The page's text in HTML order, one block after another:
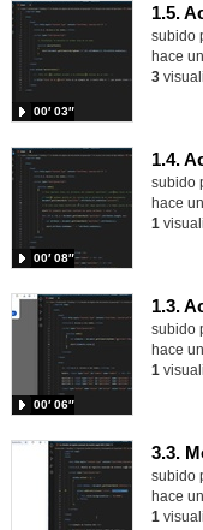
subido
00′ 03″
hace
3
subido
00′ 08″
hace
1
1.3.
subido
00′ 06″
hace
1
subido
hace
1